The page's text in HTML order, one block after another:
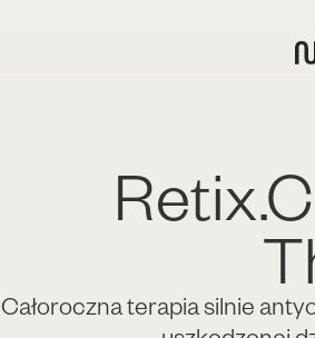
Całoroczna terapia silnie